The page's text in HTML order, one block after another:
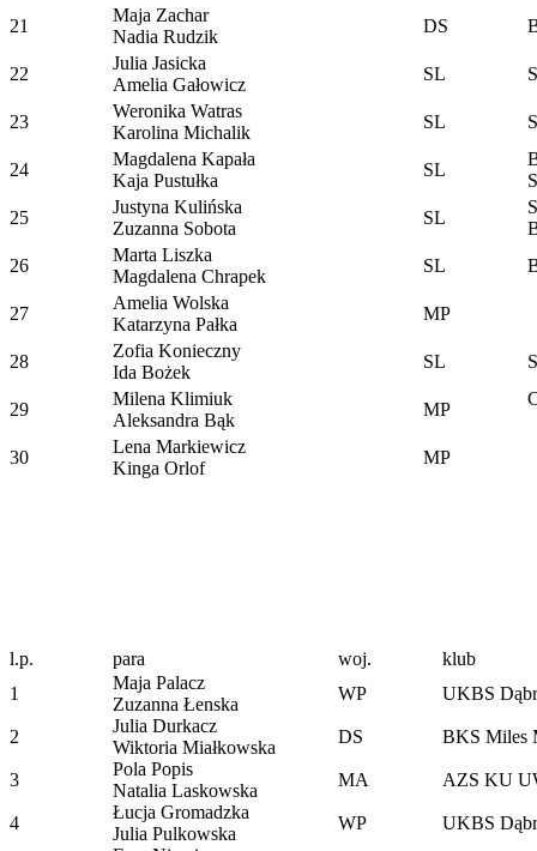
21
Maja Zachar
Nadia Rudzik
DS
22
Julia Jasicka
Amelia Gałowicz
SL
23
Weronika Watras
Karolina Michalik
SL
24
Magdalena Kapała
Kaja Pustułka
SL
25
Justyna Kulińska
Zuzanna Sobota
SL
26
Marta Liszka
Magdalena Chrapek
SL
27
Amelia Wolska
Katarzyna Pałka
MP
28
Zofia Konieczny
Ida Bożek
SL
29
Milena Klimiuk
Aleksandra Bąk
MP
30
Lena Markiewicz
Kinga Orlof
MP
l.p. para woj.
klub
1
Maja Palacz
Zuzanna Łenska
WP UKBS
2
Julia Durkacz
Wiktoria Miałkowska
DS BKS Miles
3
Pola Popis
Natalia Laskowska
MA AZS KU
4
Łucja Gromadzka
Julia Pulkowska
WP
UKBS